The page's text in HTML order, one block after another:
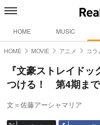
HOME MUSIC
HOME MOVIE アニメ コラ
『文豪ストレイド
つける！ 第4期ま
文＝佐藤アーシャマリア